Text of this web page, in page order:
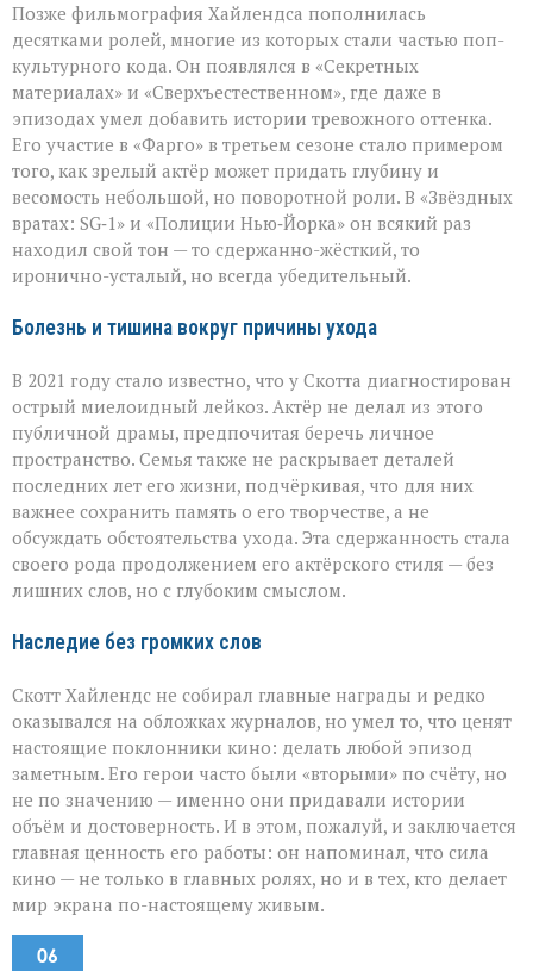
Позже фильмография Хайлендса пополнилась
десятками ролей, многие из которых стали частью поп-
культурного кода. Он появлялся в «Секретных
материалах» и «Сверхъестественном», где даже в
эпизодах умел добавить истории тревожного оттенка.
Его участие в «Фарго» в третьем сезоне стало примером
того, как зрелый актёр может придать глубину и
весомость небольшой, но поворотной роли. В «Звёздных
вратах: SG‑1» и «Полиции Нью‑Йорка» он всякий раз
находил свой тон — то сдержанно-жёсткий, то
иронично-усталый, но всегда убедительный.
Болезнь и тишина вокруг причины ухода
В 2021 году стало известно, что у Скотта диагностирован
острый миелоидный лейкоз. Актёр не делал из этого
публичной драмы, предпочитая беречь личное
пространство. Семья также не раскрывает деталей
последних лет его жизни, подчёркивая, что для них
важнее сохранить память о его творчестве, а не
обсуждать обстоятельства ухода. Эта сдержанность стала
своего рода продолжением его актёрского стиля — без
лишних слов, но с глубоким смыслом.
Наследие без громких слов
Скотт Хайлендс не собирал главные награды и редко
оказывался на обложках журналов, но умел то, что ценят
настоящие поклонники кино: делать любой эпизод
заметным. Его герои часто были «вторыми» по счёту, но
не по значению — именно они придавали истории
объём и достоверность. И в этом, пожалуй, и заключается
главная ценность его работы: он напоминал, что сила
кино — не только в главных ролях, но и в тех, кто делает
мир экрана по-настоящему живым.
06